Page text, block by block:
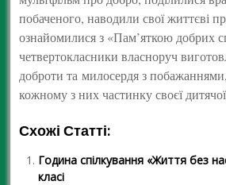
побаченого, наводили свої життєві
ознайомилися з «Пам’яткою добрих
четвертокласники власноруч
доброти та милосердя з
кожному з них частинку своєї
Схожі Статті:
Година спілкування «Життя без
класі